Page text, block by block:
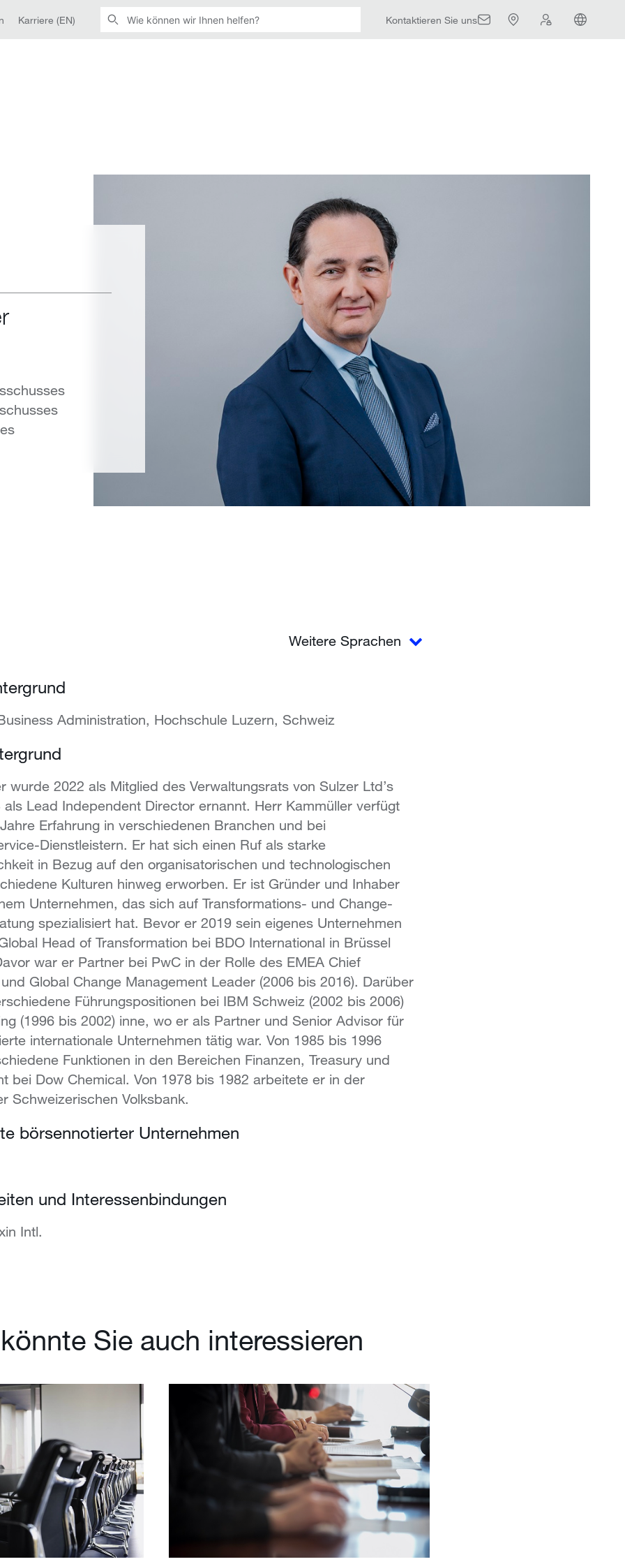
Kontaktieren Sie uns
Karriere (EN)
Weitere Sprachen
Administration, Hochschule Luzern, Schweiz
wurde 2022 als Mitglied des Verwaltungsrats von Sulzer Ltd’s
Lead Independent Director ernannt. Herr Kammüller verfügt
Erfahrung in verschiedenen Branchen und bei
Dienstleistern. Er hat sich einen Ruf als starke
in Bezug auf den organisatorischen und technologischen
Kulturen hinweg erworben. Er ist Gründer und Inhaber
Unternehmen, das sich auf Transformations- und Change-
spezialisiert hat. Bevor er 2019 sein eigenes Unternehmen
Head of Transformation bei BDO International in Brüssel
war er Partner bei PwC in der Rolle des EMEA Chief
Global Change Management Leader (2006 bis 2016). Darüber
Führungspositionen bei IBM Schweiz (2002 bis 2006)
(1996 bis 2002) inne, wo er als Partner und Senior Advisor für
internationale Unternehmen tätig war. Von 1985 bis 1996
Funktionen in den Bereichen Finanzen, Treasury und
bei Dow Chemical. Von 1978 bis 1982 arbeitete er in der
Schweizerischen Volksbank.
börsennotierter Unternehmen
und Interessenbindungen
Intl.
Sie auch interessieren